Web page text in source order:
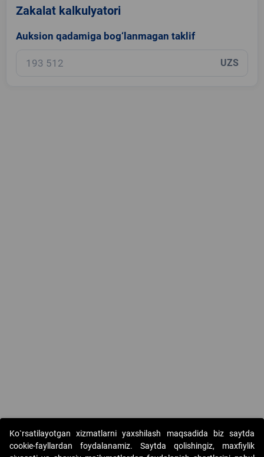
Zakalat kalkulyatori
Auksion qadamiga bog‘lanmagan taklif
UZS
Ko`rsatilayotgan xizmatlarni yaxshilash maqsadida biz saytda
cookie-fayllardan foydalanamiz. Saytda qolishingiz, maxfiylik